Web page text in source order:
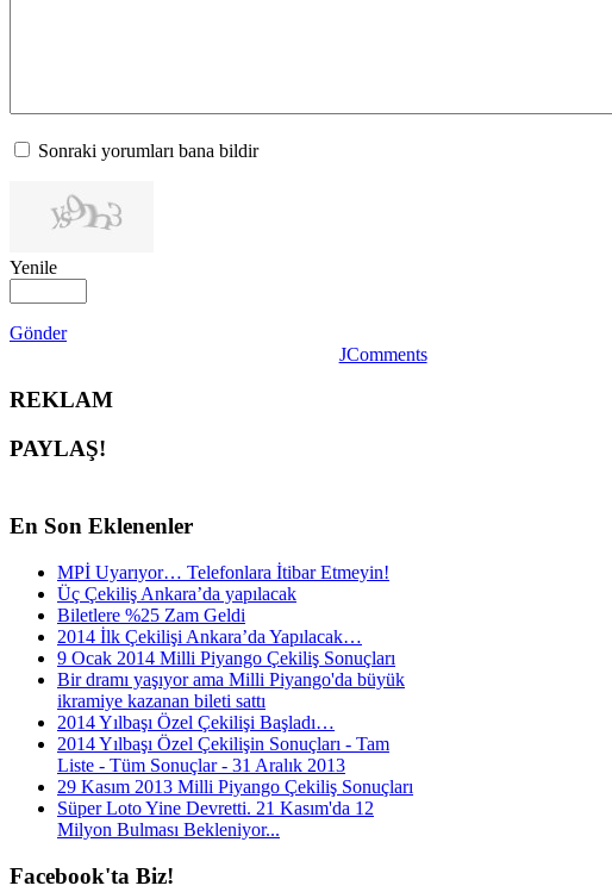
Sonraki yorumları bana bildir
Yenile
Gönder
JComments
REKLAM
PAYLAŞ!
En Son Eklenenler
MPİ Uyarıyor… Telefonlara İtibar Etmeyin!
Üç Çekiliş Ankara’da yapılacak
Biletlere %25 Zam Geldi
2014 İlk Çekilişi Ankara’da Yapılacak…
9 Ocak 2014 Milli Piyango Çekiliş Sonuçları
Bir dramı yaşıyor ama Milli Piyango'da büyük
ikramiye kazanan bileti sattı
2014 Yılbaşı Özel Çekilişi Başladı…
2014 Yılbaşı Özel Çekilişin Sonuçları - Tam
Liste - Tüm Sonuçlar - 31 Aralık 2013
29 Kasım 2013 Milli Piyango Çekiliş Sonuçları
Süper Loto Yine Devretti. 21 Kasım'da 12
Milyon Bulması Bekleniyor...
Facebook'ta Biz!